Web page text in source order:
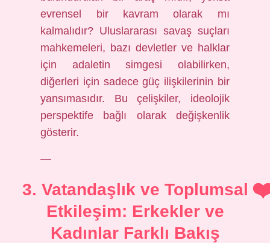
evrensel bir kavram olarak mı
kalmalıdır? Uluslararası savaş suçları
mahkemeleri, bazı devletler ve halklar
için adaletin simgesi olabilirken,
diğerleri için sadece güç ilişkilerinin bir
yansımasıdır. Bu çelişkiler, ideolojik
perspektife bağlı olarak değişkenlik
gösterir.
—
3. Vatandaşlık ve Toplumsal
Etkileşim: Erkekler ve
Kadınlar Farklı Bakış